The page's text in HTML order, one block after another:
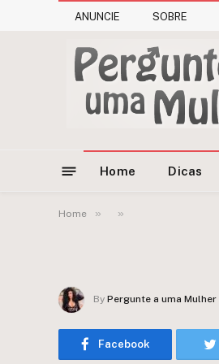
ANUNCIE SOBRE
Home Dicas
Home » »
By Pergunte a uma Mulher
Facebook